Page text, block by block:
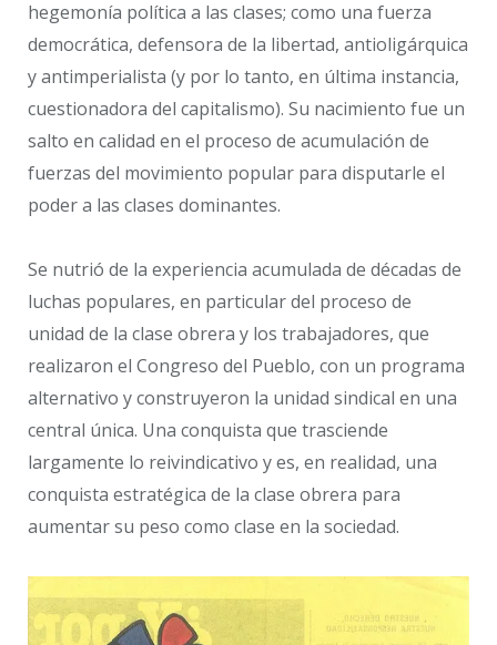
hegemonía política a las clases; como una fuerza
democrática, defensora de la libertad, antioligárquica
y antimperialista (y por lo tanto, en última instancia,
cuestionadora del capitalismo). Su nacimiento fue un
salto en calidad en el proceso de acumulación de
fuerzas del movimiento popular para disputarle el
poder a las clases dominantes.
Se nutrió de la experiencia acumulada de décadas de
luchas populares, en particular del proceso de
unidad de la clase obrera y los trabajadores, que
realizaron el Congreso del Pueblo, con un programa
alternativo y construyeron la unidad sindical en una
central única. Una conquista que trasciende
largamente lo reivindicativo y es, en realidad, una
conquista estratégica de la clase obrera para
aumentar su peso como clase en la sociedad.